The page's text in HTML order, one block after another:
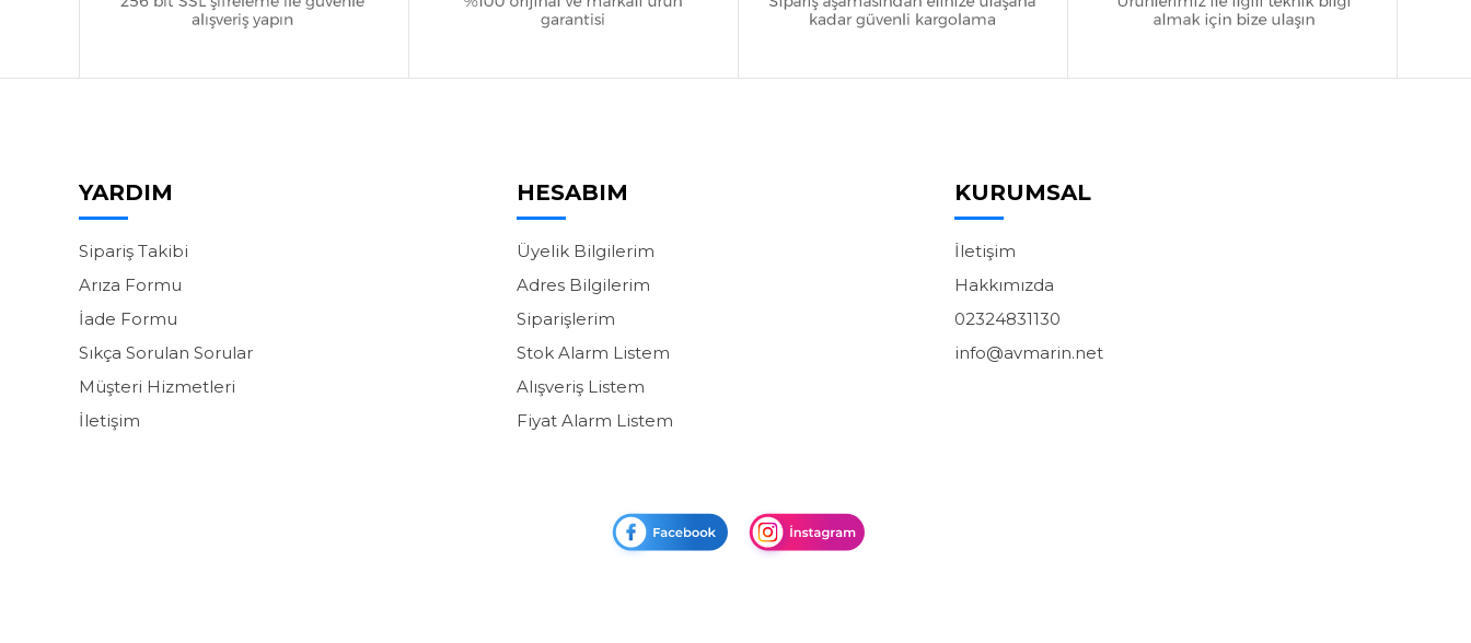
YARDIM
Sipariş Takibi
Arıza Formu
İade Formu
Sıkça Sorulan Sorular
Müşteri Hizmetleri
İletişim
HESABIM
Üyelik Bilgilerim
Adres Bilgilerim
Siparişlerim
Stok Alarm Listem
Alışveriş Listem
Fiyat Alarm Listem
KURUMSAL
İletişim
Hakkımızda
02324831130
info@avmarin.net